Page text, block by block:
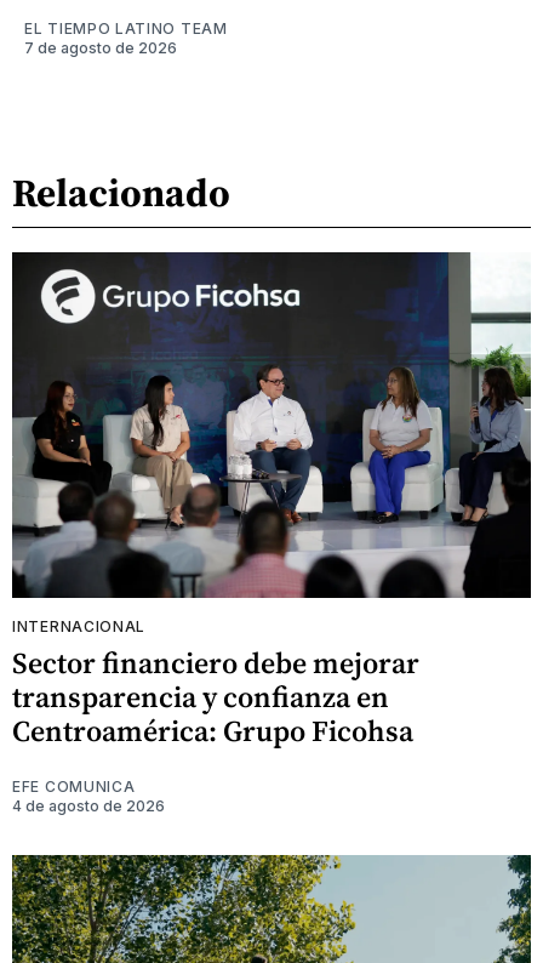
EL TIEMPO LATINO TEAM
7 de agosto de 2026
Relacionado
INTERNACIONAL
Sector financiero debe mejorar
transparencia y confianza en
Centroamérica: Grupo Ficohsa
EFE COMUNICA
4 de agosto de 2026